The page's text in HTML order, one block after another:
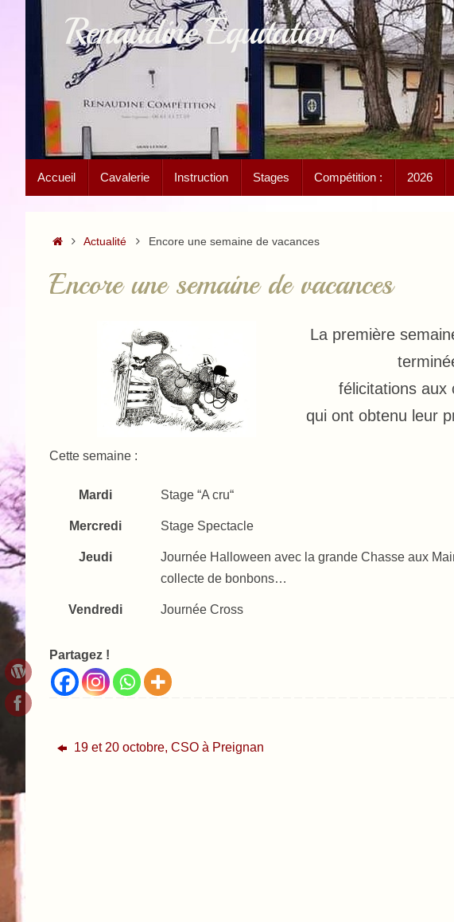
Renaudine Équitation
contenu
Accueil Cavalerie Instruction Stages Compétition : 2026
Accueil
Actualité Encore une semaine de vacances
Encore une semaine de vacances
La première
félicitations aux
qui ont obtenu leur
Cette semaine :
Mardi Stage “A cru“
Mercredi Stage Spectacle
Jeudi
Journée Halloween avec la grande Chasse aux
collecte de bonbons…
Vendredi Journée Cross
Partagez !
19 et 20 octobre, CSO à Preignan